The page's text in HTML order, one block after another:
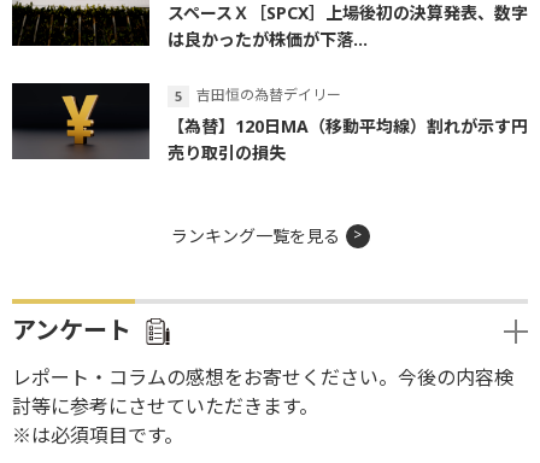
スペースＸ［SPCX］上場後初の決算発表、数字
は良かったが株価が下落...
吉田恒の為替デイリー
【為替】120日MA（移動平均線）割れが示す円
売り取引の損失
ランキング一覧を見る
アンケート
レポート・コラムの感想をお寄せください。今後の内容検
討等に参考にさせていただきます。
※は必須項目です。